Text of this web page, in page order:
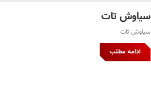
سیاوش تات
سیاوش تات
ادامه مطلب